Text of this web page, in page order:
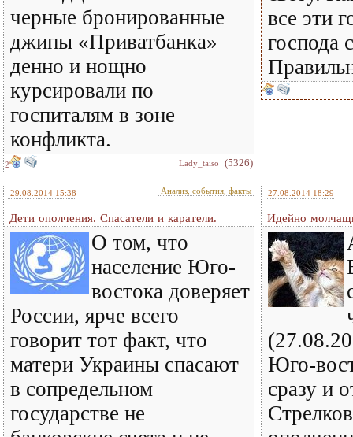
черные бронированные
джипы «Приватбанка»
денно и нощно
курсировали по
госпиталям в зоне
конфликта.
2 Lady_taiso (5326)
все эти
господа
29.08.2014 15:38 Анализ, события, факты
Дети ополчения. Спасатели и каратели.
О том, что
население Юго-
востока доверяет
России, ярче всего
говорит тот факт, что
матери Украины спасают
в сопредельном
государстве не
27.08.2014 18:29
Идейно
Юго-
сразу и